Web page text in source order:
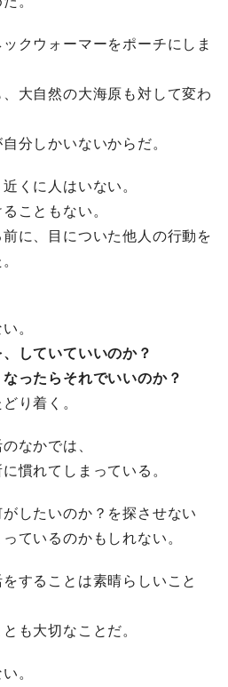
クウォーマーをポーチにしま
大自然の大海原も対して変わ
分しかいないからだ。
くに人はいない。
こともない。
に、目についた他人の行動を
。
していていいのか？
ったらそれでいいのか？
り着く。
なかでは、
慣れてしまっている。
したいのか？を探させない
ているのかもしれない。
することは素晴らしいこと
も大切なことだ。
。